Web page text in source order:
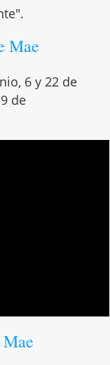
Mae
6 y 22 de
de